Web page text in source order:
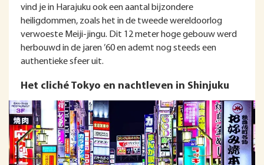
vind je in Harajuku ook een aantal bijzondere
heiligdommen, zoals het in de tweede wereldoorlog
verwoeste Meiji-jingu. Dit 12 meter hoge gebouw werd
herbouwd in de jaren ’60 en ademt nog steeds een
authentieke sfeer uit.
Het cliché Tokyo en nachtleven in Shinjuku